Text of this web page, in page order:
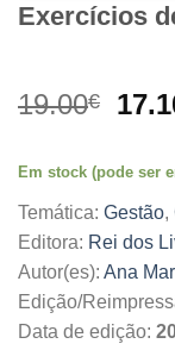
Exercícios
19.00€
O
Em stock (pode ser
Temática: Gestão,
Editora: Rei dos
Autor(es): Ana
Edição/
Data de edição: